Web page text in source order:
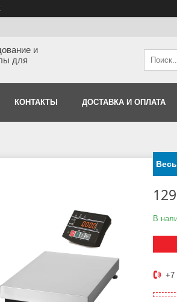
и
для
КОНТАКТЫ ДОСТАВКА И ОПЛАТА
В
+7